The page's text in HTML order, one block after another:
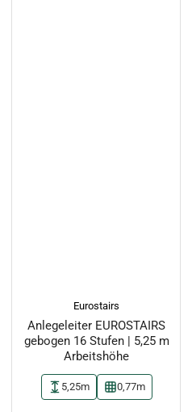
Eurostairs
Anlegeleiter EUROSTAIRS
gebogen 16 Stufen | 5,25 m
Arbeitshöhe
5,25m 0,77m